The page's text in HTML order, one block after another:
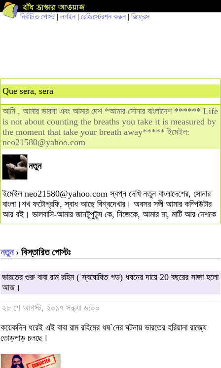
নির্বাচিত পোস্ট| লগইন | রেজিস্ট্রেশন করুন | রিফ্রেস
Que sera, sera
আমি , আমার ভাবনা এবং আমার দেশ *আমার সোনার বাংলাদেশ ****** Life
is not about counting the breaths you take it is measured by
the moment that take your breath away***** ইমেইল:
neo21580@yahoo.com
নতুন
ইমেইল neo21580@yahoo.com স্বপ্ন দেখি নতুন বাংলাদেশের, সোনার
বাংলা।শখ ফটোগ্রফি, স্বাধ আছে বিশ্বদেখার। অবসর সঙ্গী আমার কম্পিউটার
আর বই। ভালবাসি-আমার জানটুপুটুস কে, নিজেকে, আমার মা, মাটি আর দেশকে
নতুন› বিস্তারিত পোস্টঃ
ভারতের গুরু বাবা রাম রহিম ( স্বঘোষিত গড) ধষনের দায়ে 20 বছরের সাজা হলো
আজ।
২৮ শে আগস্ট, ২০১৭ সন্ধ্যা ৬:০০
কয়েকদিন ধরেই এই বাবা রাম রহিমের ধষ`নের ঘটনায় ভারতের হরিয়ানা রাজ্যে
তোড়পাড় চলছে।